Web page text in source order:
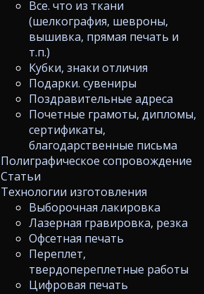
Все. что из ткани
(шелкография, шевроны,
вышивка, прямая печать и
т.п.)
Кубки, знаки отличия
Подарки. сувениры
Поздравительные адреса
Почетные грамоты, дипломы,
сертификаты,
благодарственные письма
Полиграфическое сопровождение
Статьи
Технологии изготовления
Выборочная лакировка
Лазерная гравировка, резка
Офсетная печать
Переплет,
твердопереплетные работы
Цифровая печать